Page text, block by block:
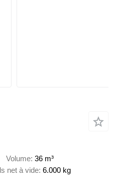
Volume 36 m³
net à vide 6.000 kg